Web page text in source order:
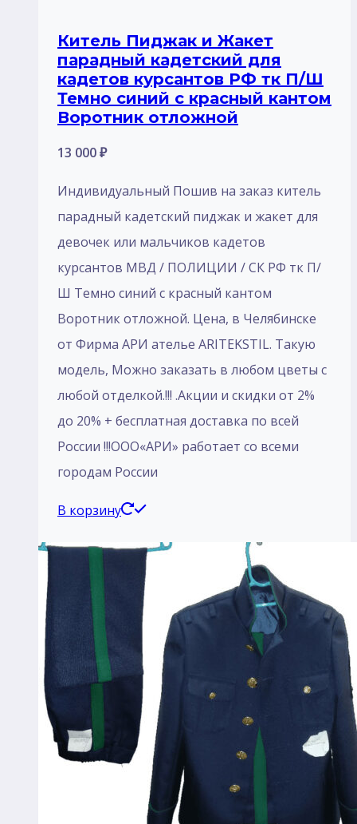
Китель Пиджак и Жакет
парадный кадетский для
кадетов курсантов РФ тк П/Ш
Темно синий с красный кантом
Воротник отложной
13 000₽
Индивидуальный Пошив на заказ китель
парадный кадетский пиджак и жакет для
девочек или мальчиков кадетов
курсантов МВД / ПОЛИЦИИ / СК РФ тк П/
Ш Темно синий с красный кантом
Воротник отложной. Цена, в Челябинске
от Фирма АРИ ателье ARITEKSTIL. Такую
модель, Mожно заказать в любом цветы с
любой отделкой.!!! .Акции и скидки от 2%
до 20% + бесплатная доставка по всей
России !!!ООО«АРИ» работает со всеми
городам России
В корзину